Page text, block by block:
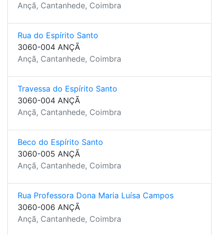
Ançã, Cantanhede, Coimbra
Rua do Espírito Santo
3060-004 ANÇÃ
Ançã, Cantanhede, Coimbra
Travessa do Espírito Santo
3060-004 ANÇÃ
Ançã, Cantanhede, Coimbra
Beco do Espírito Santo
3060-005 ANÇÃ
Ançã, Cantanhede, Coimbra
Rua Professora Dona Maria Luísa Campos
3060-006 ANÇÃ
Ançã, Cantanhede, Coimbra